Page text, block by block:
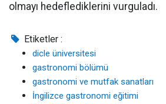
olmayı hedeflediklerini vurguladı.
Etiketler :
dicle üniversitesi
gastronomi bölümü
gastronomi ve mutfak sanatları
İngilizce gastronomi eğitimi